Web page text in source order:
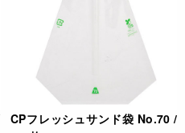
CPフレッシュサンド袋 No.70 /